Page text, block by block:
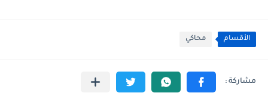
الأقسام محاكي